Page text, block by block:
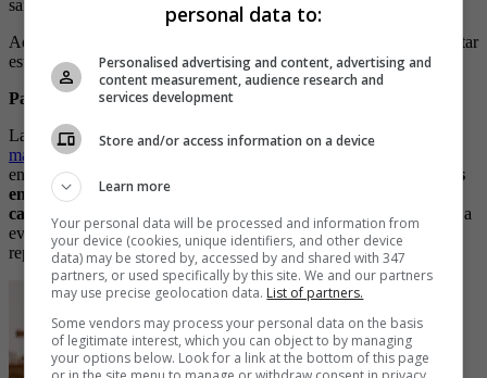
sangre.
Además, el gas en las bebidas carbonatadas puede provocar malestar
estomacal y molestias durante la actividad física.
Para tener en cuenta:
La elección de alimentos adecuados antes de ir algimnasio puede
marcar la diferencia
entrenamiento
. Evitar alimentos ricos en grasas saturadas, altos
en fibra, picantes o condimentados, así como bebidas
carbonatadas y con alto contenido de azúcar,
puede ayudarnos a
evitar molestias estomacales, problemas digestivos y caídas
repentinas de energía.
personal data to:
Personalised advertising and content, advertising and
content measurement, audience research and
services development
Store and/or access information on a device
Learn more
Your personal data will be processed and information from
your device (cookies, unique identifiers, and other device
data) may be stored by, accessed by and shared with 347
partners, or used specifically by this site. We and our partners
may use precise geolocation data. List of partners.
Some vendors may process your personal data on the basis
of legitimate interest, which you can object to by managing
your options below. Look for a link at the bottom of this page